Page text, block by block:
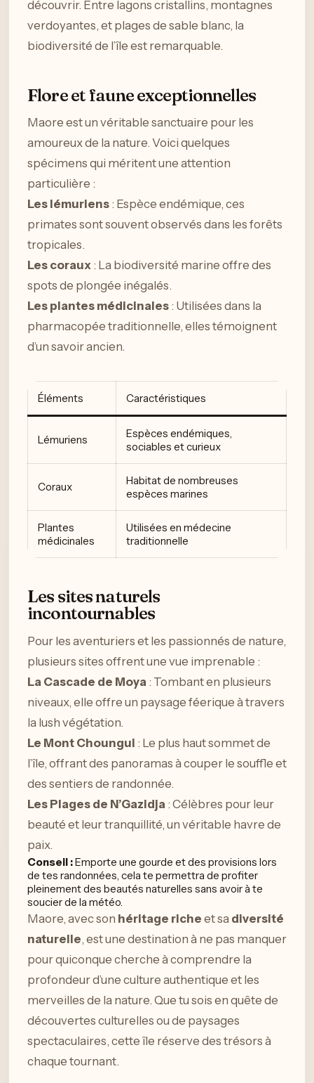
découvrir. Entre lagons cristallins, montagnes
verdoyantes, et plages de sable blanc, la
biodiversité de l’île est remarquable.
Flore et faune exceptionnelles
Maore est un véritable sanctuaire pour les
amoureux de la nature. Voici quelques
spécimens qui méritent une attention
particulière :
Les lémuriens : Espèce endémique, ces
primates sont souvent observés dans les forêts
tropicales.
Les coraux : La biodiversité marine offre des
spots de plongée inégalés.
Les plantes médicinales : Utilisées dans la
pharmacopée traditionnelle, elles témoignent
d’un savoir ancien.
Éléments Caractéristiques
Lémuriens
Espèces endémiques,
sociables et curieux
Coraux
Habitat de nombreuses
espèces marines
Plantes
médicinales
Utilisées en médecine
traditionnelle
Les sites naturels
incontournables
Pour les aventuriers et les passionnés de nature,
plusieurs sites offrent une vue imprenable :
La Cascade de Moya : Tombant en plusieurs
niveaux, elle offre un paysage féerique à travers
la lush végétation.
Le Mont Choungui : Le plus haut sommet de
l’île, offrant des panoramas à couper le souffle et
des sentiers de randonnée.
Les Plages de N’Gazidja : Célèbres pour leur
beauté et leur tranquillité, un véritable havre de
paix.
Conseil :Emporte une gourde et des provisions lors
de tes randonnées, cela te permettra de profiter
pleinement des beautés naturelles sans avoir à te
soucier de la météo.
Maore, avec son héritage riche et sa diversité
naturelle, est une destination à ne pas manquer
pour quiconque cherche à comprendre la
profondeur d’une culture authentique et les
merveilles de la nature. Que tu sois en quête de
découvertes culturelles ou de paysages
spectaculaires, cette île réserve des trésors à
chaque tournant.